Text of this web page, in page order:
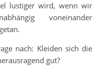
lustiger wird, wenn wir
voneinander
nach: Kleiden sich die
gut?